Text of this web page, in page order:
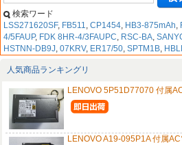
検索ワード
LSS271620SF, FB511, CP1454, HB3-875mAh,
4/5FAUP, FDK 8HR-4/3FAUPC, RSC-BA,
HSTNN-DB9J, 07KRV, ER17/50, SPTM1B,
人気商品ランキングリ
LENOVO 5P51D77070 付属
LENOVO A19-095P1A 付属